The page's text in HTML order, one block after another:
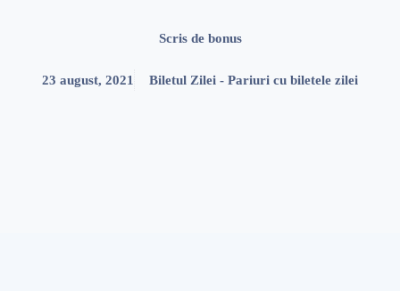
Scris de bonus
23 august, 2021 Biletul Zilei - Pariuri cu biletele zilei